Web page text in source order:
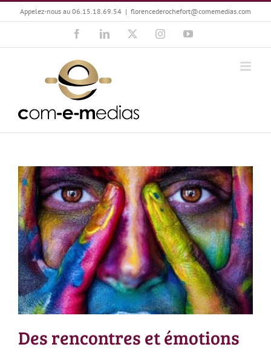
Passer
au
Appelez-nous au 06.15.18.69.54 | florencederochefort@comemedias.com
FacebookLinkedIn InstagramYouTube
Des rencontres et émotions
Des rencontres et émotions